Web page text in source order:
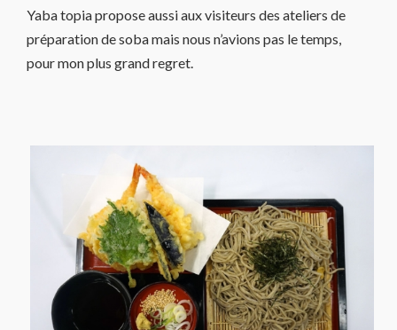
Yaba topia propose aussi aux visiteurs des ateliers de
préparation de soba mais nous n’avions pas le temps,
pour mon plus grand regret.